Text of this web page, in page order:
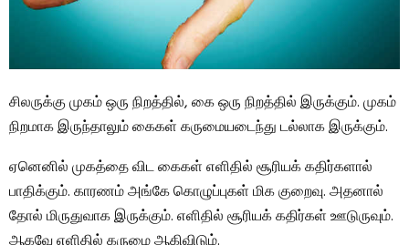
சிலருக்கு முகம் ஒரு நிறத்தில், கை ஒரு நிறத்தில் இருக்கும். முகம்
நிறமாக இருந்தாலும் கைகள் கருமையடைந்து டல்லாக இருக்கும்.
ஏனெனில் முகத்தை விட கைகள் எளிதில் சூரியக் கதிர்களால்
பாதிக்கும். காரணம் அங்கே கொழுப்புகள் மிக குறைவு. அதனால்
தோல் மிருதுவாக இருக்கும். எளிதில் சூரியக் கதிர்கள் ஊடுருவும்.